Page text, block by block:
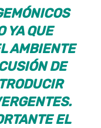
YA QUE
AMBIENTE
DE
EL